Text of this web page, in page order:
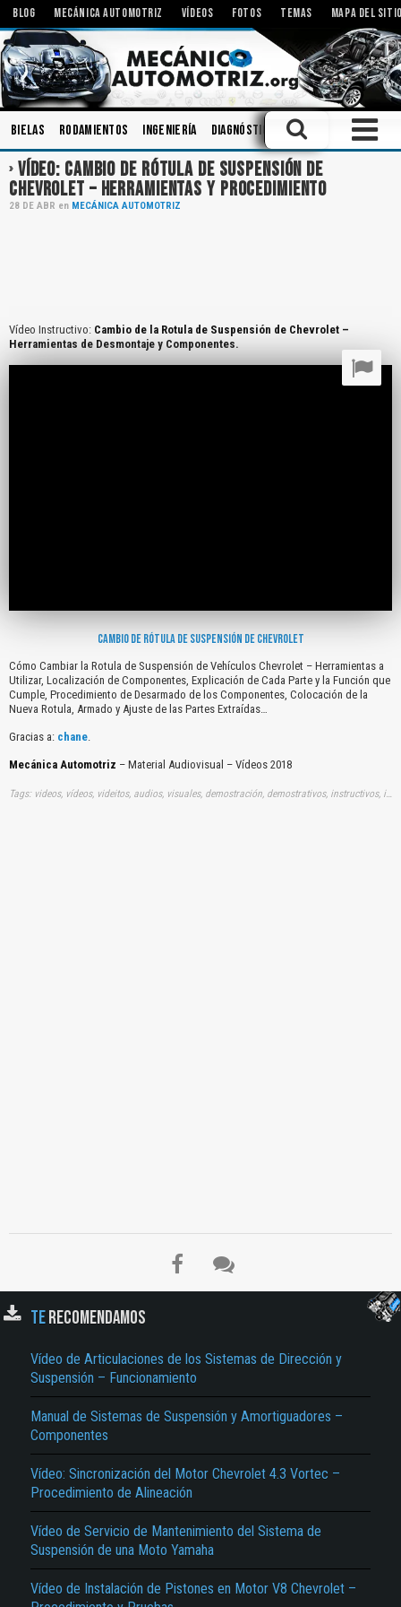
BLOG MECÁNICA AUTOMOTRIZ VÍDEOS FOTOS TEMAS MAPA DEL
Bielas Rodamientos Ingeniería Diagnóstico Talleres
VÍDEO: CAMBIO DE RÓTULA DE SUSPENSIÓN DE
CHEVROLET – HERRAMIENTAS Y PROCEDIMIENTO
28 DE ABR en MECÁNICA AUTOMOTRIZ
Vídeo Instructivo: Cambio de la Rotula de Suspensión de Chevrolet –
Herramientas de Desmontaje y Componentes.
CAMBIO DE RÓTULA DE SUSPENSIÓN DE CHEVROLET
Cómo Cambiar la Rotula de Suspensión de Vehículos Chevrolet – Herramientas a
Utilizar, Localización de Componentes, Explicación de Cada Parte y la Función que
Cumple, Procedimiento de Desarmado de los Componentes, Colocación de la
Nueva Rotula, Armado y Ajuste de las Partes Extraídas…
Gracias a: chane.
Mecánica Automotriz – Material Audiovisual – Vídeos 2018
Tags: videos, vídeos, videitos, audios, visuales, demostración, demostrativos, instructivos, instrucción, audiovisuales, gratuito, gratis, comos, cambiar, rotulas, suspensiones, vehiculos, chevrolet, herramientas, utilizar, localizaciones, componentes, explicaciones, cadas, partes, funciones, ques, cumples, procedimientos, desarmados, componentes, colocaciones, nuevas, rotulas, armados, ajustes, partes, extraidas, youtube
TERECOMENDAMOS
Vídeo de Articulaciones de los Sistemas de Dirección y
Suspensión – Funcionamiento
Manual de Sistemas de Suspensión y Amortiguadores –
Componentes
Vídeo: Sincronización del Motor Chevrolet 4.3 Vortec –
Procedimiento de Alineación
Vídeo de Servicio de Mantenimiento del Sistema de
Suspensión de una Moto Yamaha
Vídeo de Instalación de Pistones en Motor V8 Chevrolet –